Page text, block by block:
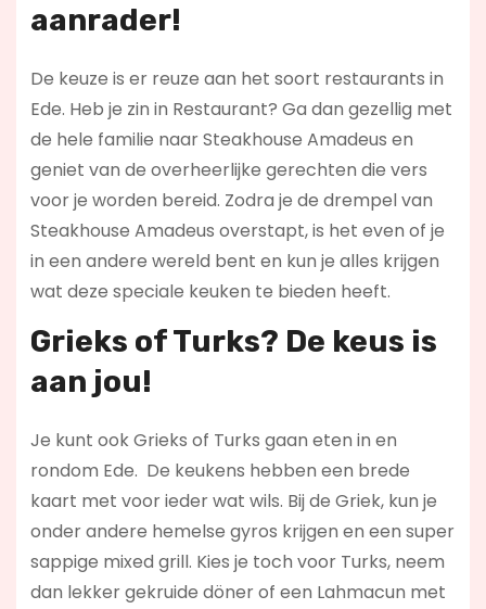
aanrader!
De keuze is er reuze aan het soort restaurants in
Ede. Heb je zin in Restaurant? Ga dan gezellig met
de hele familie naar Steakhouse Amadeus en
geniet van de overheerlijke gerechten die vers
voor je worden bereid. Zodra je de drempel van
Steakhouse Amadeus overstapt, is het even of je
in een andere wereld bent en kun je alles krijgen
wat deze speciale keuken te bieden heeft.
Grieks of Turks? De keus is
aan jou!
Je kunt ook Grieks of Turks gaan eten in en
rondom Ede. De keukens hebben een brede
kaart met voor ieder wat wils. Bij de Griek, kun je
onder andere hemelse gyros krijgen en een super
sappige mixed grill. Kies je toch voor Turks, neem
dan lekker gekruide döner of een Lahmacun met